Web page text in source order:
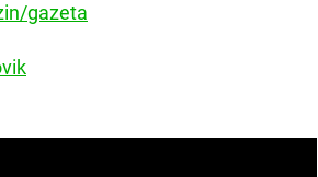
gazeta